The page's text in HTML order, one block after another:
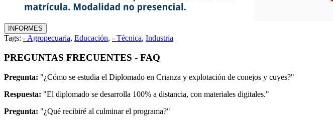
Tags: - Agropecuaria, Educación, - Técnica, Industria
PREGUNTAS FRECUENTES - FAQ
Pregunta: "¿Cómo se estudia el Diplomado en Crianza y explotación de conejos y cuyes?"
Respuesta: "El diplomado se desarrolla 100% a distancia, con materiales digitales."
Pregunta: "¿Qué recibiré al culminar el programa?"